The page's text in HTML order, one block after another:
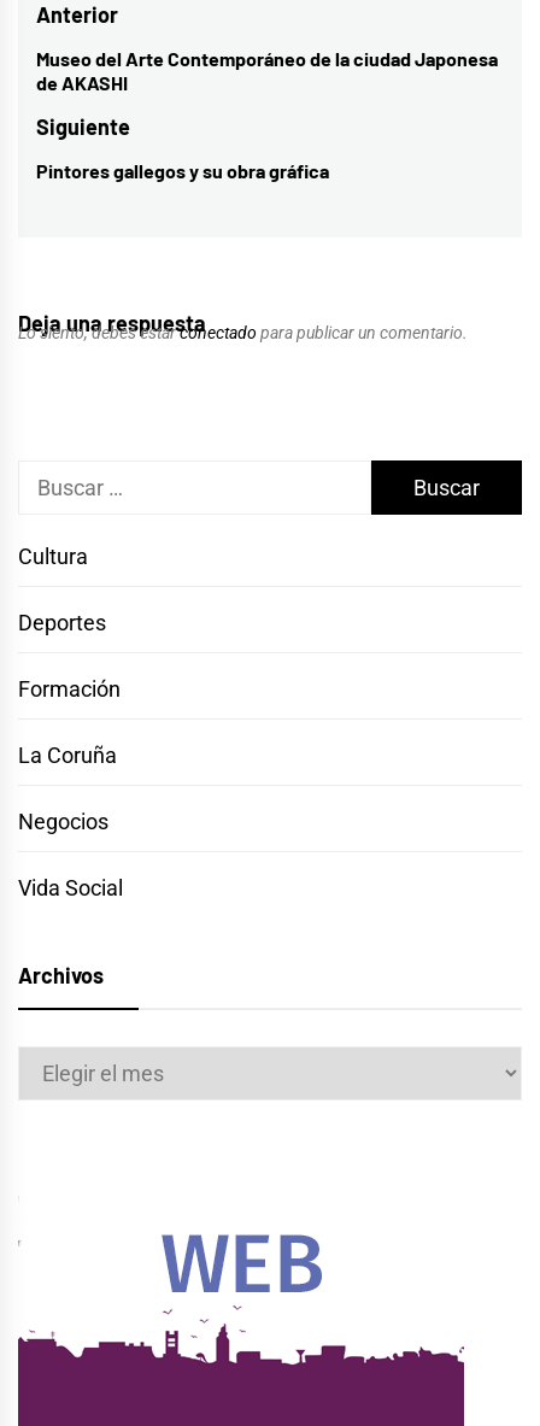
Navegación
de
Anterior
Entrada
anterior:
Museo del Arte Contemporáneo de la ciudad Japonesa
de AKASHI
Siguiente
Entrada
Pintores gallegos y su obra gráfica
Deja una respuesta
Lo siento, debes estarconectado para publicar un comentario.
Buscar:
Cultura
Deportes
Formación
La Coruña
Negocios
Vida Social
Archivos
Archivos